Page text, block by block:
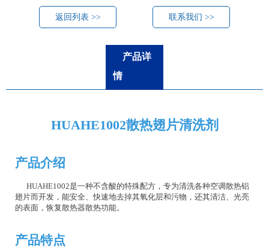
返回列表 >> 联系我们 >>
HUAHE1002散热翅片清洗剂
产品介绍
HUAHE1002是一种不含酸的特殊配方，专为清洗各种空调散热铝
翅片而开发，能安全、快速地去掉其氧化层和污物，还其清洁、光亮
的表面，恢复散热器散热功能。
产品特点
产品详
情